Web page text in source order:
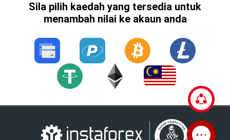
Sila pilih kaedah yang tersedia untuk
menambah nilai ke akaun anda